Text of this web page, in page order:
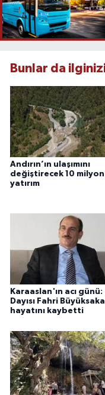
Bunlar da
Andırın’ın ulaşımını
değiştirecek 10 milyon
yatırım
Karaaslan'ın acı günü:
Dayısı Fahri
hayatını kaybetti